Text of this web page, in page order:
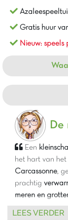
Gratis huur
Nieuw: speels
De
Een
het hart van het
Carcassonne ,
prachtig
meren en
gratis fietsen
LEES VERDER